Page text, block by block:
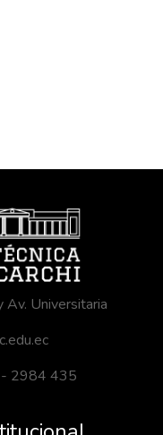
Av. Universitaria
2984 435